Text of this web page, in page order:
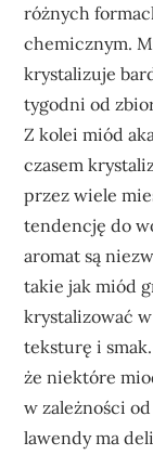
różnych
chemicznym.
krystalizuje
tygodni od
Z kolei miód
czasem
przez wiele
tendencję do
aromat są
takie jak miód
krystalizować
teksturę i
że niektóre
w zależności
lawendy ma